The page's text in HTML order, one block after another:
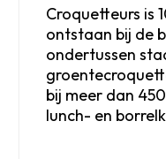
Croquetteurs is
ontstaan bij de
ondertussen
bij meer dan
lunch- en